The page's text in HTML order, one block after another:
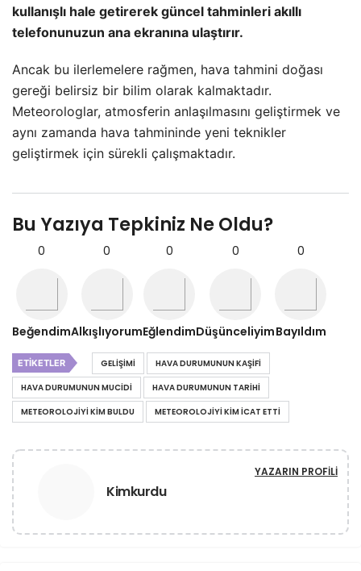
kullanışlı hale getirerek güncel tahminleri akıllı
telefonunuzun ana ekranına ulaştırır.
Ancak bu ilerlemelere rağmen, hava tahmini doğası
gereği belirsiz bir bilim olarak kalmaktadır.
Meteorologlar, atmosferin anlaşılmasını geliştirmek ve
aynı zamanda hava tahmininde yeni teknikler
geliştirmek için sürekli çalışmaktadır.
Bu Yazıya Tepkiniz Ne Oldu?
0
Beğendim
0
Alkışlıyorum
0
Eğlendim
0
Düşünceliyim
0
Bayıldım
ETIKETLER GELIŞIMI
HAVA DURUMUNUN KAŞIFI
HAVA DURUMUNUN MUCIDI
HAVA DURUMUNUN TARIHI
METEOROLOJIYI KIM BULDU
METEOROLOJIYI KIM ICAT ETTI
Kimkurdu
YAZARIN PROFILI